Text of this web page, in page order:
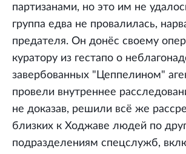
партизанами, но это им не
группа едва не провалилась,
предателя. Он донёс своему
куратору из гестапо о
завербованных "Цеппелином"
провели внутреннее
не доказав, решили всё же
близких к Ходжаве людей по
подразделениям спецслужб,